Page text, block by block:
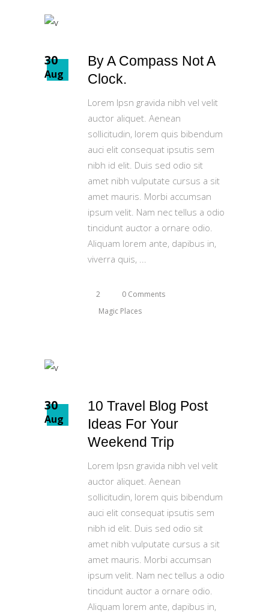
30
Aug
By A Compass Not A
Clock.
Lorem Ipsn gravida nibh vel velit
auctor aliquet. Aenean
sollicitudin, lorem quis bibendum
auci elit consequat ipsutis sem
nibh id elit. Duis sed odio sit
amet nibh vulputate cursus a sit
amet mauris. Morbi accumsan
ipsum velit. Nam nec tellus a odio
tincidunt auctor a ornare odio.
Aliquam lorem ante, dapibus in,
viverra quis,
2
0 Comments
Magic Places
30
Aug
10 Travel Blog Post
Ideas For Your
Weekend Trip
Lorem Ipsn gravida nibh vel velit
auctor aliquet. Aenean
sollicitudin, lorem quis bibendum
auci elit consequat ipsutis sem
nibh id elit. Duis sed odio sit
amet nibh vulputate cursus a sit
amet mauris. Morbi accumsan
ipsum velit. Nam nec tellus a odio
tincidunt auctor a ornare odio.
Aliquam lorem ante, dapibus in,